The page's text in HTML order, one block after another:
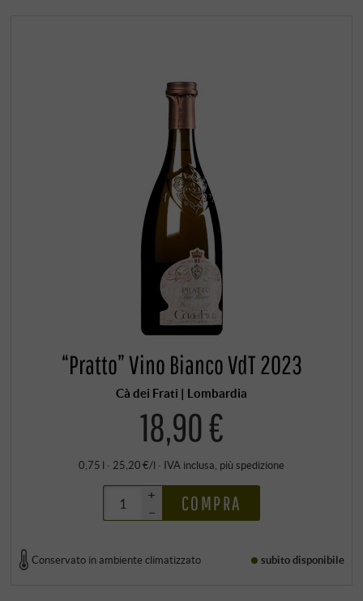
“Pratto” Vino Bianco VdT 2023
Cà dei Frati | Lombardia
18,90 €
0,75 l · 25,20 €/l · IVA inclusa, più spedizione
+
–
COMPRA
Conservato in ambiente climatizzato subito disponibile